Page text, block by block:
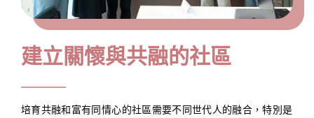
建立關懷與共融的社區
培育共融和富有同情心的社區需要不同世代人的融合，特別是